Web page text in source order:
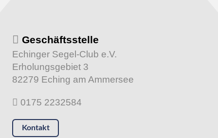
Geschäftsstelle
Echinger Segel-Club e.V.
Erholungsgebiet 3
82279 Eching am Ammersee
0175 2232584
Kontakt